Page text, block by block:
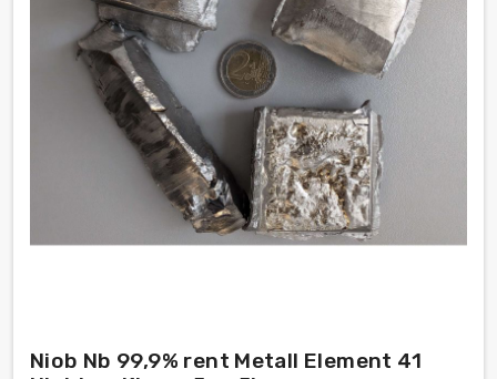
Niob Nb 99,9% rent Metall Element 41